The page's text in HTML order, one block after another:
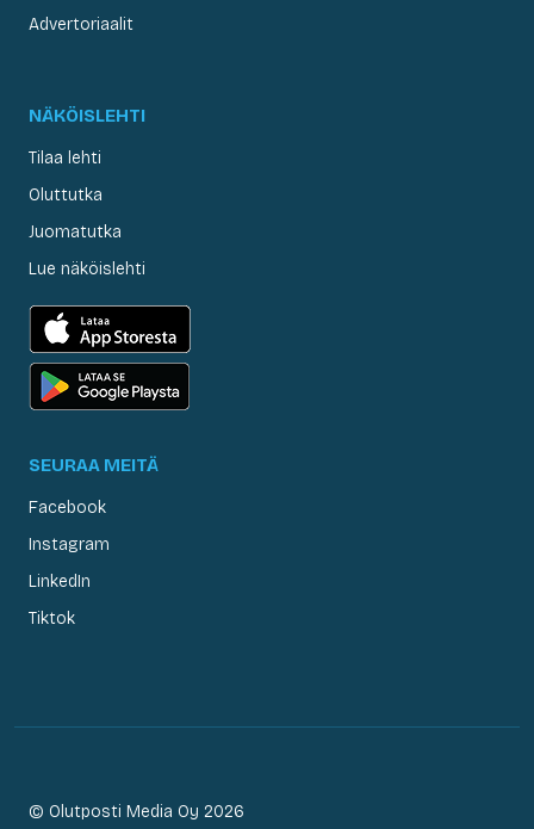
Advertoriaalit
NÄKÖISLEHTI
Tilaa lehti
Oluttutka
Juomatutka
Lue näköislehti
SEURAA MEITÄ
Facebook
Instagram
LinkedIn
Tiktok
© Olutposti Media Oy 2026